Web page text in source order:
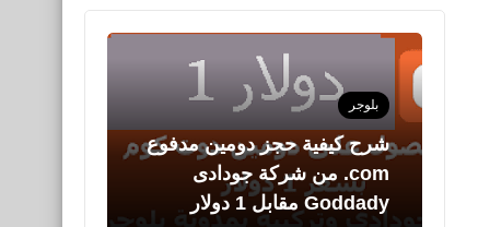
بلوجر
شرح كيفية حجز دومين مدفوع
com. من شركة جودادى
Goddady مقابل 1 دولار